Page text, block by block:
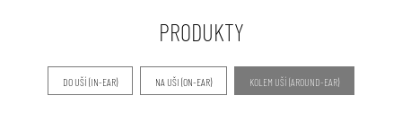
PRODUKTY
DO UŠÍ (IN-EAR) NA UŠI (ON-EAR) KOLEM UŠÍ (AROUND-EAR)